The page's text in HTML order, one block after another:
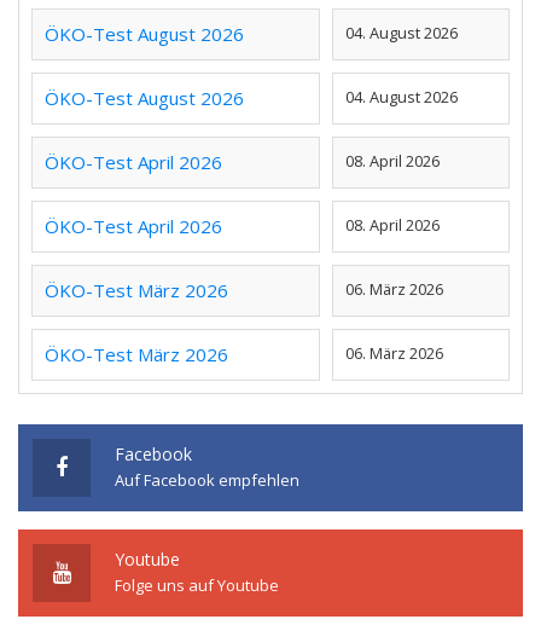
ÖKO-Test August 2026 04. August 2026
ÖKO-Test August 2026 04. August 2026
ÖKO-Test April 2026 08. April 2026
ÖKO-Test April 2026 08. April 2026
ÖKO-Test März 2026 06. März 2026
ÖKO-Test März 2026 06. März 2026
Facebook
Auf Facebook empfehlen
Youtube
Folge uns auf Youtube